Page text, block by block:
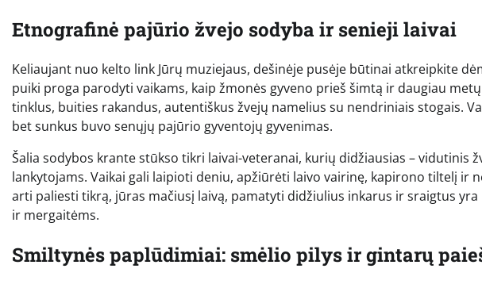
Etnografinė pajūrio žvejo sodyba ir senieji laivai
Keliaujant nuo kelto link Jūrų muziejaus, dešinėje pusėje būtinai atkreipkite
puiki proga parodyti vaikams, kaip žmonės gyveno prieš šimtą ir daugiau
tinklus, buities rakandus, autentiškus žvejų namelius su nendriniais stogais.
bet sunkus buvo senųjų pajūrio gyventojų gyvenimas.
Šalia sodybos krante stūkso tikri laivai-veteranai, kurių didžiausias – vidutinis
lankytojams. Vaikai gali laipioti deniu, apžiūrėti laivo vairinę, kapirono tiltelį ir
arti paliesti tikrą, jūras mačiusį laivą, pamatyti didžiulius inkarus ir sraigtus
ir mergaitėms.
Smiltynės paplūdimiai: smėlio pilys ir gintarų